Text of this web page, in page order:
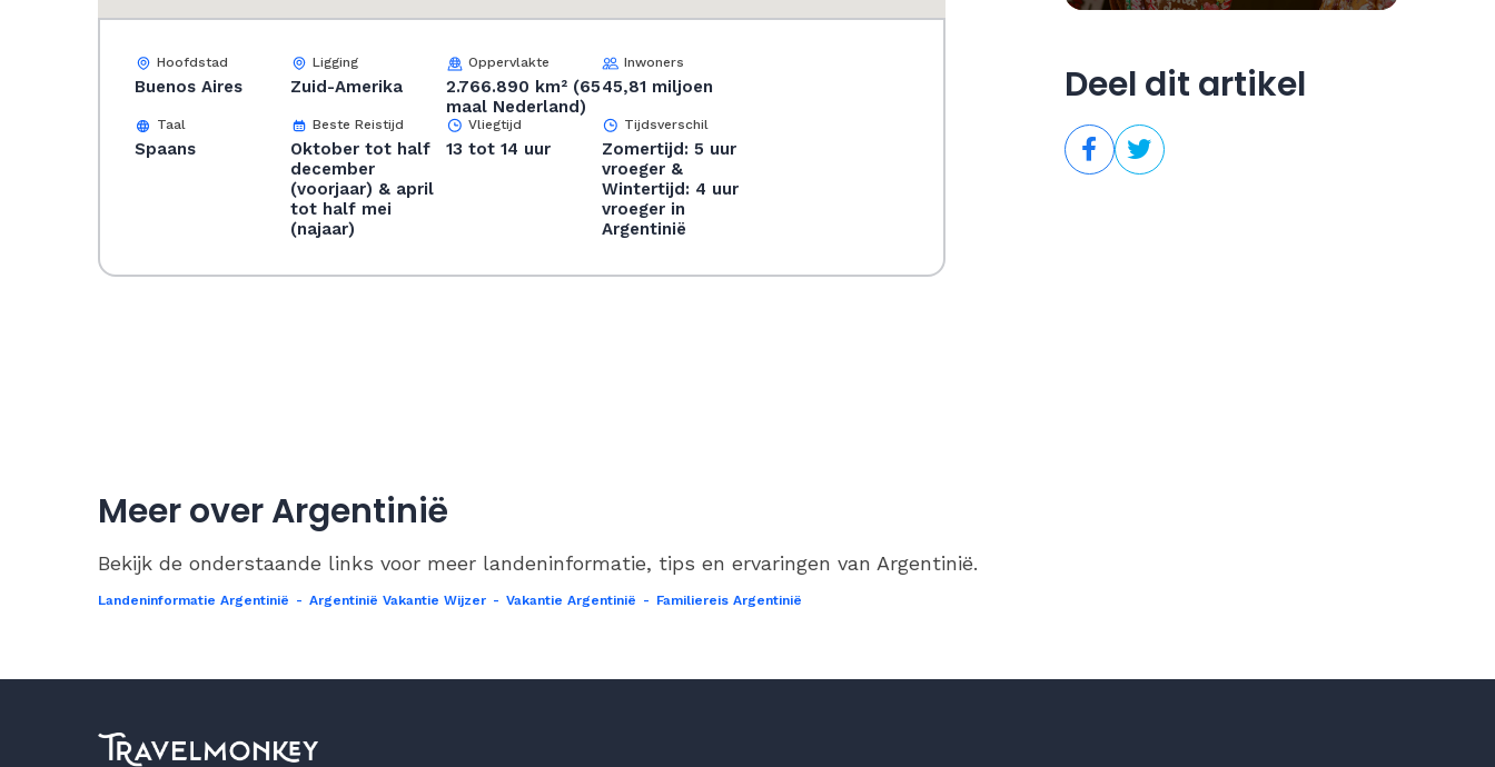
Hoofdstad
Buenos Aires
Ligging
Zuid-Amerika
Oppervlakte
2.766.890 km² (65
maal Nederland)
Inwoners
45,81 miljoen
Taal
Spaans
Beste Reistijd
Oktober tot half
december
(voorjaar) & april
tot half mei
(najaar)
Vliegtijd
13 tot 14 uur
Tijdsverschil
Zomertijd: 5 uur
vroeger &
Wintertijd: 4 uur
vroeger in
Argentinië
Deel dit artikel
Meer over Argentinië
Bekijk de onderstaande links voor meer landeninformatie, tips en ervaringen van Argentinië.
Landeninformatie Argentinië - Argentinië Vakantie Wijzer - Vakantie Argentinië - Familiereis Argentinië